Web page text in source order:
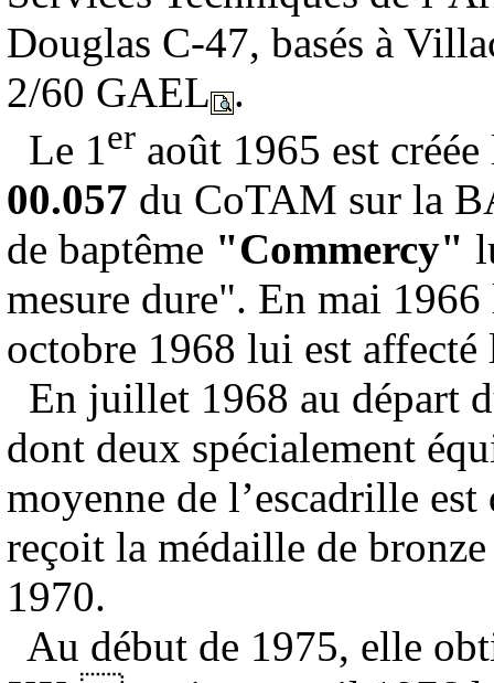
Douglas C-47, basés à
2/60 GAEL .
Le 1er août 1965 est créée
00.057 du CoTAM sur la
de baptême "Commercy"
mesure dure". En mai
octobre 1968 lui est
En juillet 1968 au départ
dont deux spécialement
moyenne de l’escadrille
reçoit la médaille de
1970.
Au début de 1975, elle